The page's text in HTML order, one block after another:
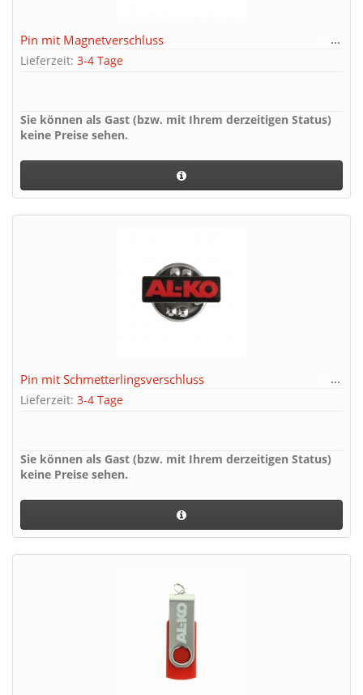
Pin mit Magnetverschluss
Lieferzeit: 3-4 Tage
Sie können als Gast (bzw. mit Ihrem derzeitigen Status)
keine Preise sehen.
Pin mit Schmetterlingsverschluss
Lieferzeit: 3-4 Tage
Sie können als Gast (bzw. mit Ihrem derzeitigen Status)
keine Preise sehen.